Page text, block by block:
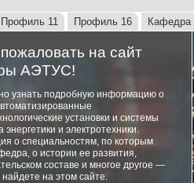
Профиль 11 Профиль 16 Кафедра
на сайт
АЭТУС!
узнать подробную информацию о
установки и системы
энергетики и электротехники.
о специальностям, по которым
о истории ее развития,
составе и многое другое —
на этом сайте.